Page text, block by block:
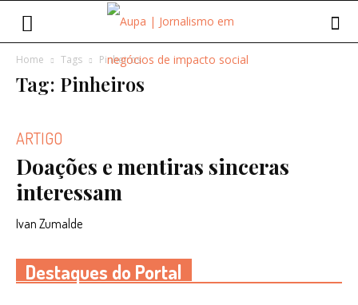
Home Tags Pinheiros
Tag: Pinheiros
ARTIGO
Doações e mentiras sinceras
interessam
Ivan Zumalde
Destaques do Portal